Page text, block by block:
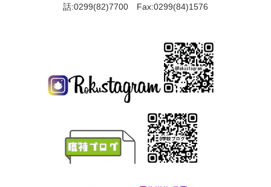
話:0299(82)7700 Fax:0299(84)1576